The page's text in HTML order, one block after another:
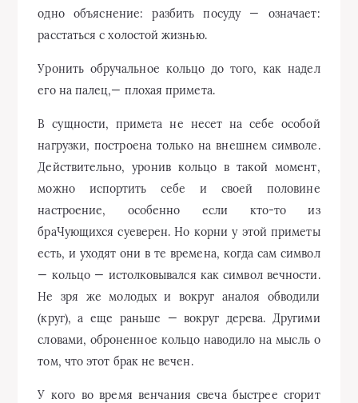
одно объяснение: разбить посуду — означает:
расстаться с холостой жизнью.
Уронить обручальное кольцо до того, как надел
его на палец,— плохая примета.
В сущности, примета не несет на себе особой
нагрузки, построена только на внешнем символе.
Действительно, уронив кольцо в такой момент,
можно испортить себе и своей половине
настроение, особенно если кто-то из
браЧующихся суеверен. Но корни у этой приметы
есть, и уходят они в те времена, когда сам символ
— кольцо — истолковывался как символ вечности.
Не зря же молодых и вокруг аналоя обводили
(круг), а еще раньше — вокруг дерева. Другими
словами, оброненное кольцо наводило на мысль о
том, что этот брак не вечен.
У кого во время венчания свеча быстрее сгорит